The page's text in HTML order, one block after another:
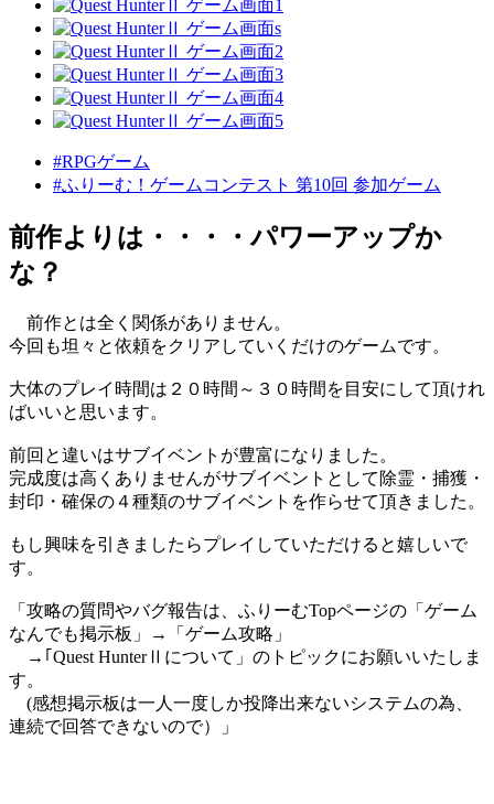
#RPGゲーム
#ふりーむ！ゲームコンテスト 第10回 参加ゲーム
前作よりは・・・・パワーアップか
な？
前作とは全く関係がありません。
今回も坦々と依頼をクリアしていくだけのゲームです。
大体のプレイ時間は２０時間～３０時間を目安にして頂けれ
ばいいと思います。
前回と違いはサブイベントが豊富になりました。
完成度は高くありませんがサブイベントとして除霊・捕獲・
封印・確保の４種類のサブイベントを作らせて頂きました。
もし興味を引きましたらプレイしていただけると嬉しいで
す。
「攻略の質問やバグ報告は、ふりーむTopページの「ゲーム
なんでも掲示板」→「ゲーム攻略」
→｢Quest HunterⅡについて」のトピックにお願いいたしま
す。
(感想掲示板は一人一度しか投降出来ないシステムの為、
連続で回答できないので）」